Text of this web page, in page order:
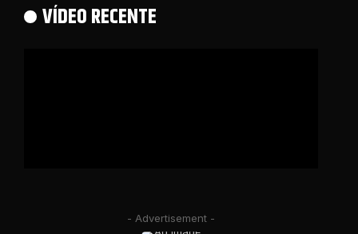
VÍDEO RECENTE
- Advertisement -